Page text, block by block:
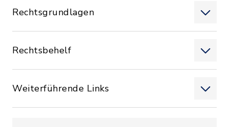
Rechtsgrundlagen
Rechtsbehelf
Weiterführende Links